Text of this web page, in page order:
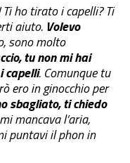
ho tirato i capelli? Ti
aiuto. Volevo
sono molto
tu non mi hai
capelli. Comunque tu
ero in ginocchio per
sbagliato, ti chiedo
mancava l’aria,
puntavi il phon in